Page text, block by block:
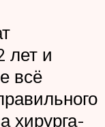
лет и
всё
хирурга-